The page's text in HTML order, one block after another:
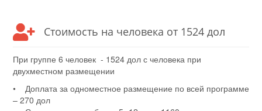
Стоимость на человека от 1524 дол
При группе 6 человек - 1524 дол с человека при
двухместном размещении
• Доплата за одноместное размещение по всей программе
– 270 дол